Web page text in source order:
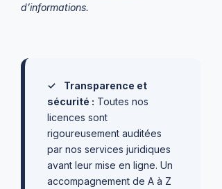
d’informations.
✓
Transparence et
sécurité : Toutes nos
licences sont
rigoureusement auditées
par nos services juridiques
avant leur mise en ligne. Un
accompagnement de A à Z